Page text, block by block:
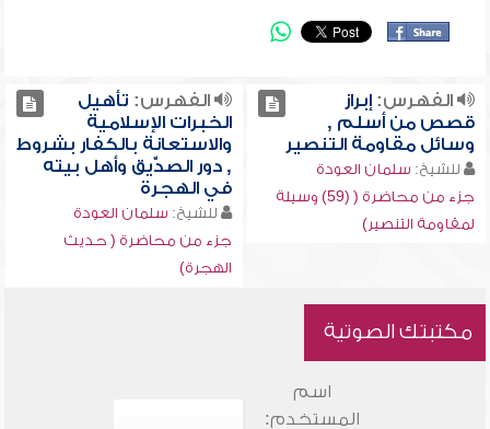
الفهرس:إبراز
قصص من أسلم ,
وسائل مقاومة التنصير
للشيخ: سلمان العودة
جزء من محاضرة ( (59) وسيلة
لمقاومة التنصير)
الفهرس: تأهيل
الخبرات الإسلامية
والاستعانة بالكفار بشروط
, دور الصدِّّيق وأهل بيته
في الهجرة
للشيخ: سلمان العودة
جزء من محاضرة ( حديث
الهجرة)
مكتبتك الصوتية
اسم
المستخدم: